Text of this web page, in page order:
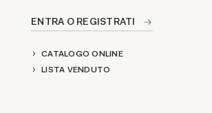
ENTRA O REGISTRATI
CATALOGO ONLINE
LISTA VENDUTO